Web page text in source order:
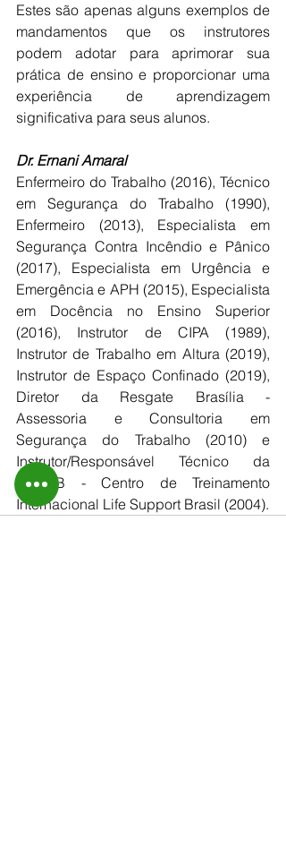
Estes são apenas alguns exemplos de
mandamentos que os instrutores
podem adotar para aprimorar sua
prática de ensino e proporcionar uma
experiência de aprendizagem
significativa para seus alunos.
Dr. Ernani Amaral
Enfermeiro do Trabalho (2016), Técnico
em Segurança do Trabalho (1990),
Enfermeiro (2013), Especialista em
Segurança Contra Incêndio e Pânico
(2017), Especialista em Urgência e
Emergência e APH (2015), Especialista
em Docência no Ensino Superior
(2016), Instrutor de CIPA (1989),
Instrutor de Trabalho em Altura (2019),
Instrutor de Espaço Confinado (2019),
Diretor da Resgate Brasília -
Assessoria e Consultoria em
Segurança do Trabalho (2010) e
Instrutor/Responsável Técnico da
CTILSB - Centro de Treinamento
Internacional Life Support Brasil (2004).